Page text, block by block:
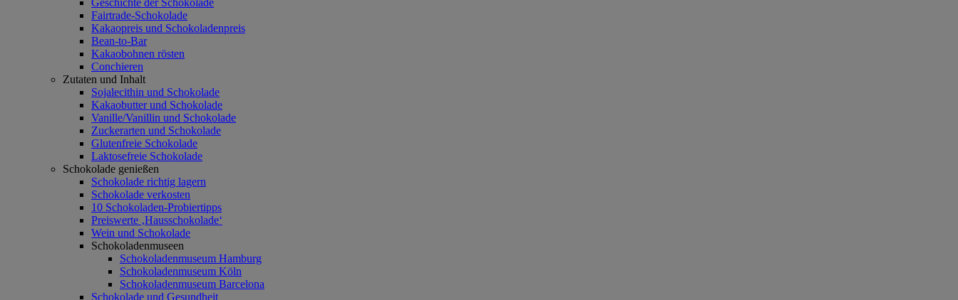
Geschichte der Schokolade
Fairtrade-Schokolade
Kakaopreis und Schokoladenpreis
Bean-to-Bar
Kakaobohnen rösten
Conchieren
Zutaten und Inhalt
Sojalecithin und Schokolade
Kakaobutter und Schokolade
Vanille/Vanillin und Schokolade
Zuckerarten und Schokolade
Glutenfreie Schokolade
Laktosefreie Schokolade
Schokolade genießen
Schokolade richtig lagern
Schokolade verkosten
10 Schokoladen-Probiertipps
Preiswerte ‚Hausschokolade‘
Wein und Schokolade
Schokoladenmuseen
Schokoladenmuseum Hamburg
Schokoladenmuseum Köln
Schokoladenmuseum Barcelona
Schokolade und Gesundheit